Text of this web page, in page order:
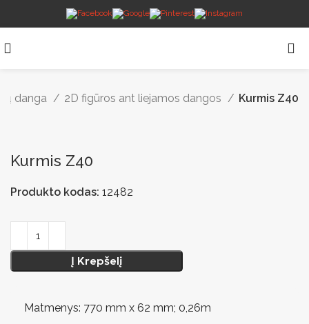
danga 2D figūros ant liejamos dangos Kurmis Z40
Kurmis Z40
Produkto kodas: 12482
Į Krepšelį
Matmenys: 770 mm x 62 mm; 0,26m